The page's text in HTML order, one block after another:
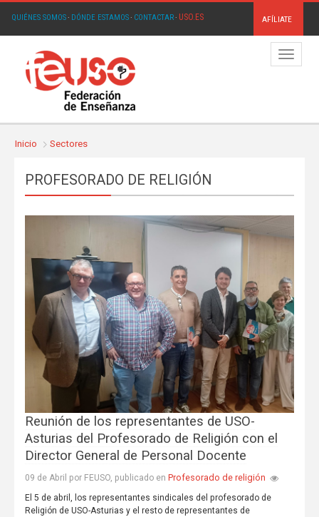
QUIÉNES SOMOS· DÓNDE ESTAMOS· CONTACTAR· USO.ES AFÍLIATE
Menú
Inicio Sectores
PROFESORADO DE RELIGIÓN
Reunión de los representantes de USO-
Asturias del Profesorado de Religión con el
Director General de Personal Docente
09 de Abril por FEUSO, publicado en Profesorado de religión
El 5 de abril, los representantes sindicales del profesorado de
Religión de USO-Asturias y el resto de representantes de